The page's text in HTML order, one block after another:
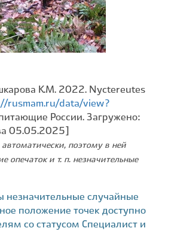
К.М. 2022. Nyctereutes
rusmam.ru/data/view?
России. Загружено:
05.05.2025]
автоматически, поэтому в ней
опечаток и т. п. незначительные
незначительные случайные
положение точек доступно
со статусом Специалист и